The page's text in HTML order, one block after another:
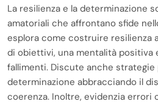
La resilienza e la determinazione
amatoriali che affrontano sfide
esplora come costruire resilienza
di obiettivi, una mentalità positiva
fallimenti. Discute anche
determinazione abbracciando il
coerenza. Inoltre, evidenzia errori